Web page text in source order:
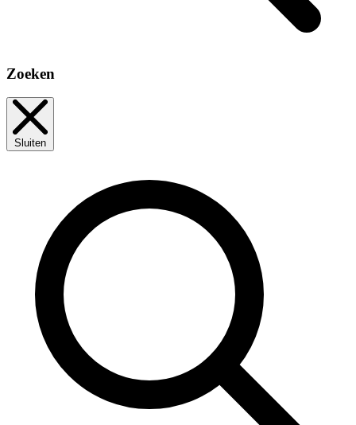
Zoeken
Sluiten